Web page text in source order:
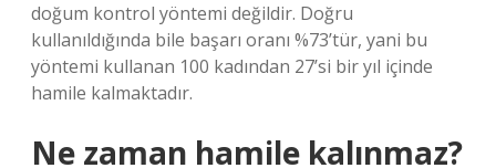
doğum kontrol yöntemi değildir. Doğru
kullanıldığında bile başarı oranı %73’tür, yani bu
yöntemi kullanan 100 kadından 27’si bir yıl içinde
hamile kalmaktadır.
Ne zaman hamile kalınmaz?